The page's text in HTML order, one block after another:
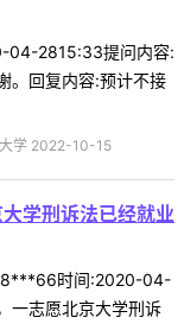
04-2815:33提问内容:
。回复内容:预计不接
学 2022-10-15
学刑诉法已经就业
时间:2020-04-
一志愿北京大学刑诉